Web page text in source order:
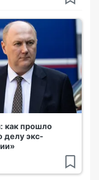
как прошло
делу экс-